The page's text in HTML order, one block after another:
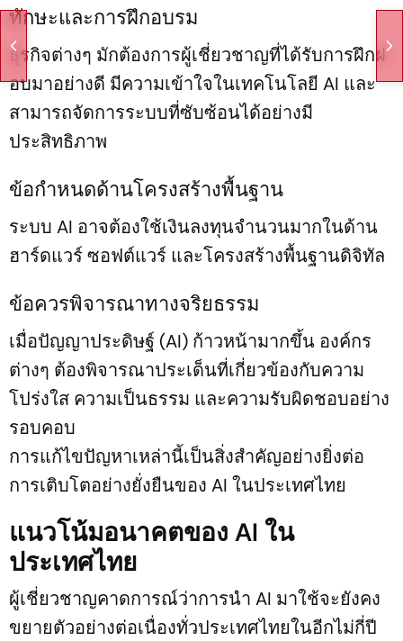
ทักษะและการฝึกอบรม
ธุรกิจต่างๆ มักต้องการผู้เชี่ยวชาญที่ได้รับการฝึกฝ
อบมาอย่างดี มีความเข้าใจในเทคโนโลยี AI และ
สามารถจัดการระบบที่ซับซ้อนได้อย่างมี
ประสิทธิภาพ
ข้อกำหนดด้านโครงสร้างพื้นฐาน
ระบบ AI อาจต้องใช้เงินลงทุนจำนวนมากในด้าน
ฮาร์ดแวร์ ซอฟต์แวร์ และโครงสร้างพื้นฐานดิจิทัล
ข้อควรพิจารณาทางจริยธรรม
เมื่อปัญญาประดิษฐ์ (AI) ก้าวหน้ามากขึ้น องค์กร
ต่างๆ ต้องพิจารณาประเด็นที่เกี่ยวข้องกับความ
โปร่งใส ความเป็นธรรม และความรับผิดชอบอย่าง
รอบคอบ
การแก้ไขปัญหาเหล่านี้เป็นสิ่งสำคัญอย่างยิ่งต่อ
การเติบโตอย่างยั่งยืนของ AI ในประเทศไทย
แนวโน้มอนาคตของ AI ใน
ประเทศไทย
ผู้เชี่ยวชาญคาดการณ์ว่าการนำ AI มาใช้จะยังคง
ขยายตัวอย่างต่อเนื่องทั่วประเทศไทยในอีกไม่กี่ปี